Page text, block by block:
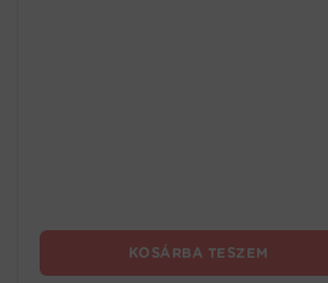
KOSÁRBA TESZEM